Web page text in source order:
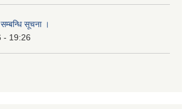
सूचना ।
- 19:26